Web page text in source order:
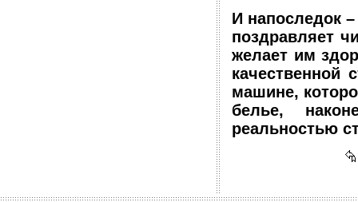
И напоследок
поздравляет
желает им
качественной
машине,
белье,
реальностью